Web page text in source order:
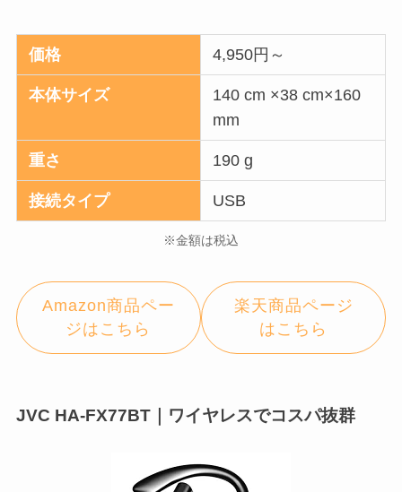
価格 4,950円～
本体サイズ
140 cm ×38 cm×160
mm
重さ 190 g
接続タイプ USB
※金額は税込
Amazon商品ペー
ジはこちら
楽天商品ページ
はこちら
JVC HA-FX77BT｜ワイヤレスでコスパ抜群